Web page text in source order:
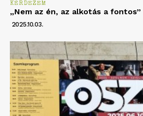
KÉRDEZEM
„Nem az én, az alkotás a fontos”
2025.10.03.